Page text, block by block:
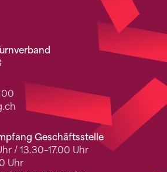
00
Geschäftsstelle
/ 13.30–17.00 Uhr
Uhr